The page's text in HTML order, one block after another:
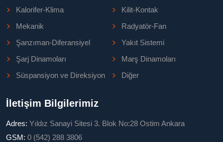
Kalorifer-Klima
Kilit-Kontak
Mekanik
Radyatör-Fan
Şanzıman-Diferansiyel
Yakıt Sistemi
Şarj Dinamoları
Marş Dinamoları
Süspansiyon ve Direksiyon
Diğer
İletişim Bilgilerimiz
Adres: Yıldız Sanayi Sitesi 3. Blok No:28 Ostim Ankara
GSM: 0 (542) 288 3806